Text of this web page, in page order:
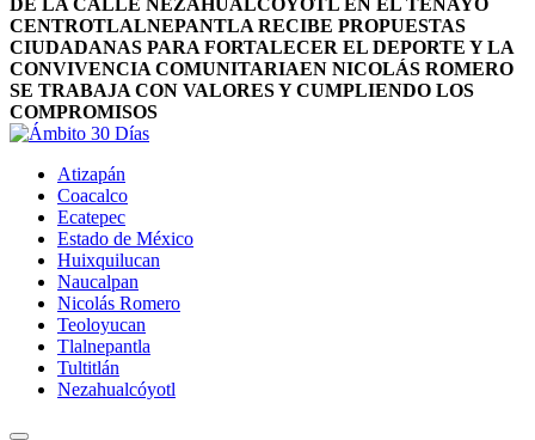
DE LA CALLE NEZAHUALCÓYOTL EN EL TENAYO
CENTROTLALNEPANTLA RECIBE PROPUESTAS
CIUDADANAS PARA FORTALECER EL DEPORTE Y LA
CONVIVENCIA COMUNITARIAEN NICOLÁS ROMERO
SE TRABAJA CON VALORES Y CUMPLIENDO LOS
COMPROMISOS
Atizapán
Coacalco
Ecatepec
Estado de México
Huixquilucan
Naucalpan
Nicolás Romero
Teoloyucan
Tlalnepantla
Tultitlán
Nezahualcóyotl